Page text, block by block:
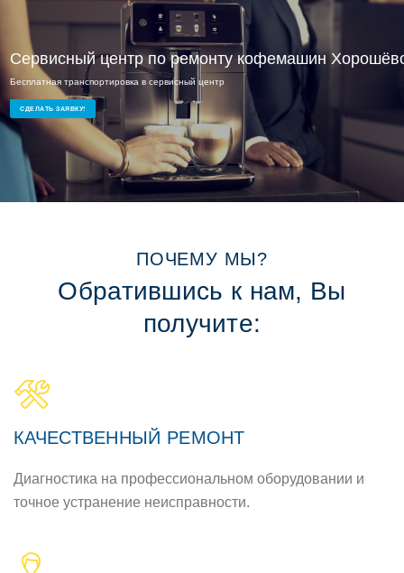
Сервисный центр по ремонту кофемашин
Бесплатная транспортировка в сервисный центр
СДЕЛАТЬ ЗАЯВКУ!
Сервисный ремонт Хорошёво-Мневники
Опытные мастера и доступные цены
ПОЧЕМУ МЫ?
Обратившись к нам, Вы
получите:
КАЧЕСТВЕННЫЙ РЕМОНТ
Диагностика на профессиональном оборудовании и
точное устранение неисправности.